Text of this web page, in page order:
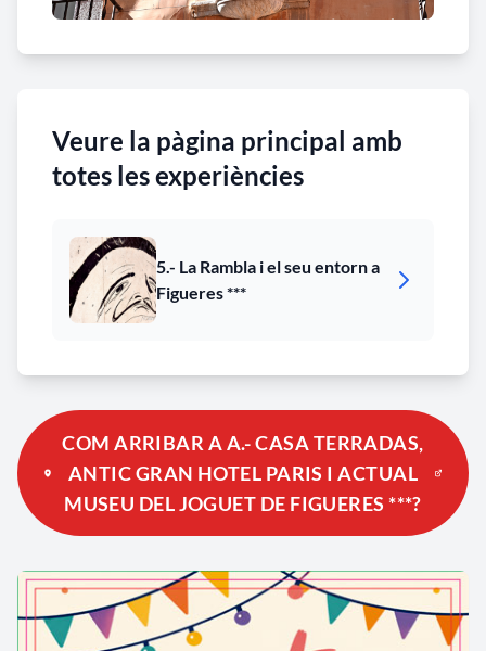
Veure la pàgina principal amb
totes les experiències
5.- La Rambla i el seu entorn a
Figueres ***
COM ARRIBAR A A.- CASA TERRADAS,
ANTIC GRAN HOTEL PARIS I ACTUAL
MUSEU DEL JOGUET DE FIGUERES ***?